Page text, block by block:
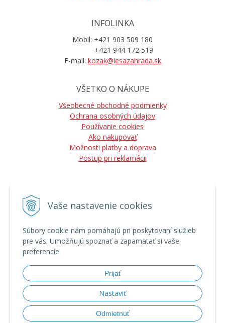
Vaše nastavenie cookies
Súbory cookie nám pomáhajú pri poskytovaní služieb
pre vás. Umožňujú spoznať a zapamätať si vaše
preferencie.
Prijať
Nastaviť
Odmietnuť
INFOLINKA
Mobil: +421 903 509 180
+421 944 172 519
E-mail: kozak@lesazahrada.sk
VŠETKO O NÁKUPE
Všeobecné obchodné podmienky
Ochrana osobných údajov
Používanie cookies
Ako nakupovať
Možnosti platby a doprava
Postup pri reklamácii